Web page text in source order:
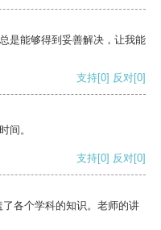
是能够得到妥善解决，让我能
支持[0] 反对[0]
间。
支持[0] 反对[0]
各个学科的知识。老师的讲